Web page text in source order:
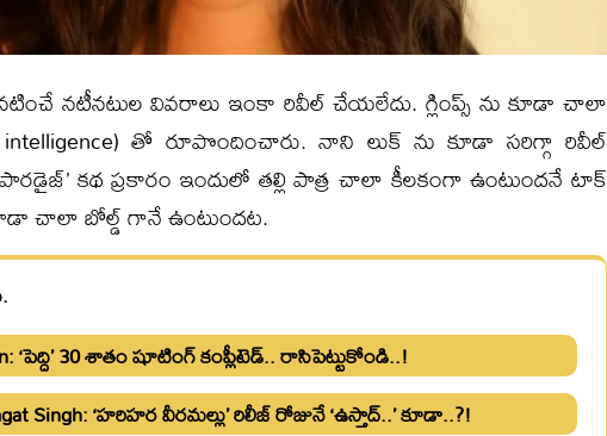
నటీనటుల వివరాలు ఇంకా రివీల్ చేయలేదు. గ్లింప్స్ ను కూడా చాలా
intelligence) తో రూపొందించారు. నాని లుక్ ను కూడా సరిగ్గా రివీల్
కథ ప్రకారం ఇందులో తల్లి పాత్ర చాలా కీలకంగా ఉంటుందనే టాక్
చాలా బోల్డ్ గానే ఉంటుందట.
‘పెద్ది’ 30 శాతం షూటింగ్ కంప్లీటెడ్.. రాసిపెట్టుకోండి..!
Singh: ‘హరిహర వీరమల్లు’ రిలీజ్ రోజునే ‘ఉస్తాద్..’ కూడా..?!